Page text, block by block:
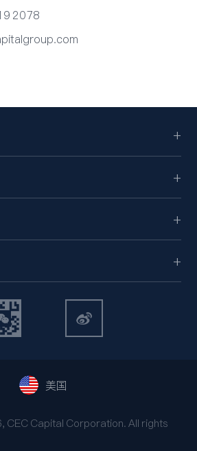
2078
美国
CEC Capital Corporation. All rights